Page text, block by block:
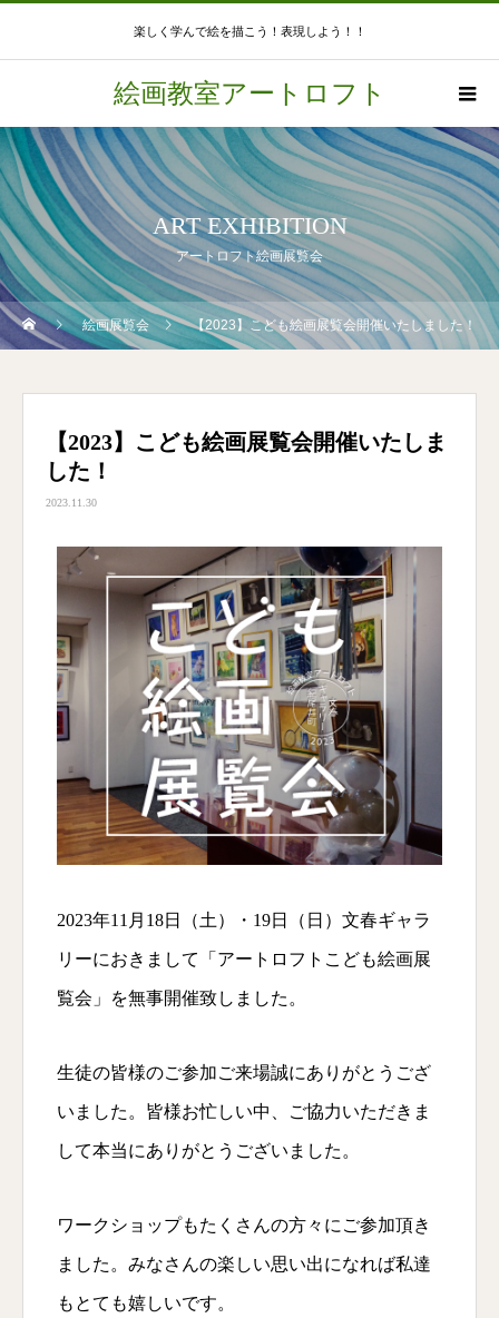
楽しく学んで絵を描こう！表現しよう！！
絵画教室アートロフト
ART EXHIBITION
アートロフト絵画展覧会
絵画展覧会 【2023】こども絵画展覧会開催いたしました！
【2023】こども絵画展覧会開催いたしま
した！
2023.11.30
2023年11月18日（土）・19日（日）文春ギャラ
リーにおきまして「アートロフトこども絵画展
覧会」を無事開催致しました。
生徒の皆様のご参加ご来場誠にありがとうござ
いました。皆様お忙しい中、ご協力いただきま
して本当にありがとうございました。
ワークショップもたくさんの方々にご参加頂き
ました。みなさんの楽しい思い出になれば私達
もとても嬉しいです。